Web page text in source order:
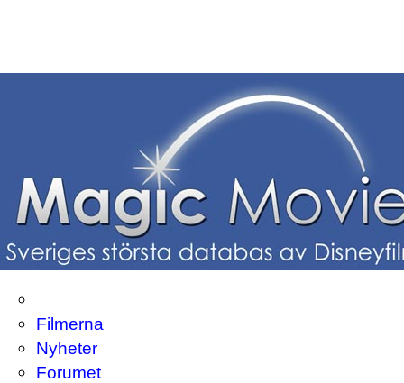
Filmerna
Nyheter
Forumet